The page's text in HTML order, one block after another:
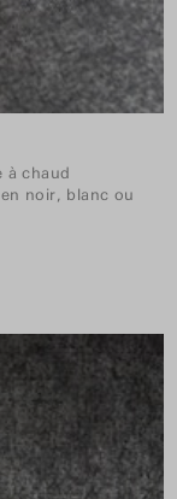
à chaud
noir, blanc ou